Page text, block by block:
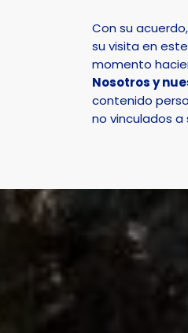
Con su
su visita en
momento
Nosotros y
contenido
no vinculados
Actualidad